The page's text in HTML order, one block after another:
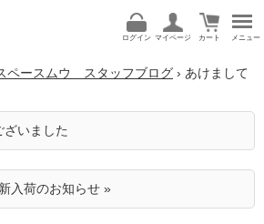
メニュー
カート
マイページ
ログイン
ペースムウ スタッフブログ › あけまして
いました
入荷のお知らせ »